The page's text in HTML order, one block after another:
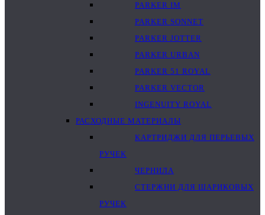
PARKER IM
PARKER SONNET
PARKER JOTTER
PARKER URBAN
PARKER 51 ROYAL
PARKER VECTOR
INGENUITY ROYAL
РАСХОДНЫЕ МАТЕРИАЛЫ
КАРТРИДЖИ ДЛЯ ПЕРЬЕВЫХ
РУЧЕК
ЧЕРНИЛА
СТЕРЖНИ ДЛЯ ШАРИКОВЫХ
РУЧЕК